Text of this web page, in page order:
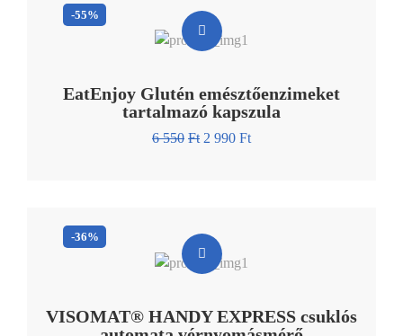
-55%
EatEnjoy Glutén emésztőenzimeket
tartalmazó kapszula
6 550 Ft 2 990 Ft
-36%
VISOMAT® HANDY EXPRESS csuklós